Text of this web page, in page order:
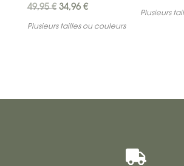
49,95€ Le
prix
34,96 €Le
prix
Plusieurs tailles ou couleurs
Plusieurs
